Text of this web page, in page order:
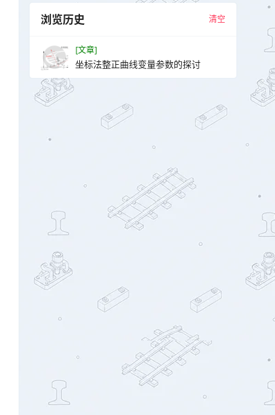
浏览历史 清空
[文章]
坐标法整正曲线变量参数的探讨